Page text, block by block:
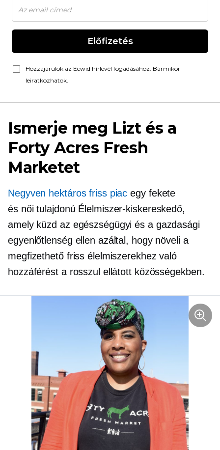
Előfizetés
Hozzájárulok az Ecwid hírlevél fogadásához. Bármikor
leiratkozhatok.
Ismerje meg Lizt és a
Forty Acres Fresh
Marketet
Negyven hektáros friss piac egy fekete
és női tulajdonú Élelmiszer-kiskereskedő,
amely küzd az egészségügyi és a gazdasági
egyenlőtlenség ellen azáltal, hogy növeli a
megfizethető friss élelmiszerekhez való
hozzáférést a rosszul ellátott közösségekben.